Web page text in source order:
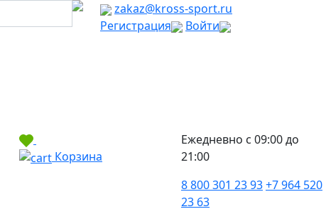
zakaz@kross-sport.ru
Регистрация
Войти
Корзина
Ежедневно с 09:00 до
21:00
8 800 301 23 93+7 964 520
23 63